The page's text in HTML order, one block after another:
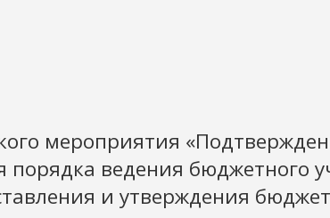
мероприятия
порядка ведения бюджетного
и утверждения